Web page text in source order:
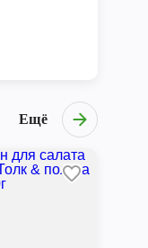
Ещё